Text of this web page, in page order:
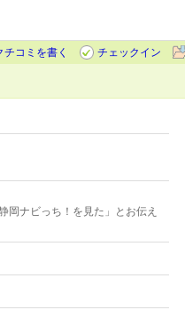
チコミを書く
チェックイン
岡ナビっち！を見た」とお伝え